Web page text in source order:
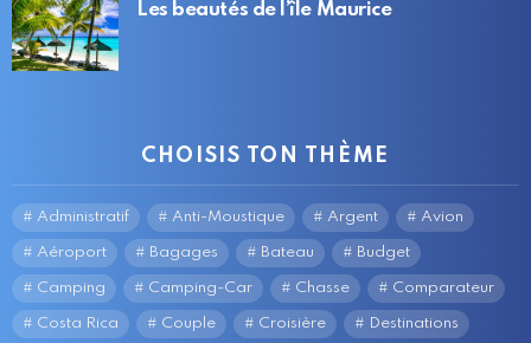
Les beautés de l’île Maurice
CHOISIS TON THÈME
Administratif Anti-Moustique Argent Avion
Aéroport Bagages Bateau Budget
Camping Camping-Car Chasse Comparateur
Costa Rica Couple Croisière Destinations